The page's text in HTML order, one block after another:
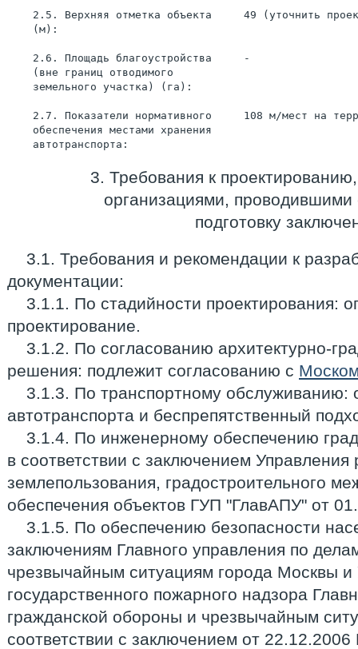
2.5. Верхняя отметка объекта     49 (уточнить
    (м):
    2.6. Площадь благоустройства     -
    (вне границ отводимого
    земельного участка) (га):
2.7. Показатели нормативного     108 м/мест на
    обеспечения местами хранения
    автотранспорта:
3. Требования к
организациями, проводившими
подготовку
3.1. Требования и рекомендации к
документации:
3.1.1. По стадийности проектирования:
проектирование.
3.1.2. По согласованию архитектурно-
решения: подлежит согласованию с
3.1.3. По транспортному обслуживанию:
автотранспорта и беспрепятственный
3.1.4. По инженерному обеспечению
в соответствии с заключением Управления
землепользования, градостроительного
обеспечения объектов ГУП "ГлавАПУ" от
3.1.5. По обеспечению безопасности
заключениям Главного управления по
чрезвычайным ситуациям города Москвы и
государственного пожарного надзора
гражданской обороны и чрезвычайным
соответствии с заключением от